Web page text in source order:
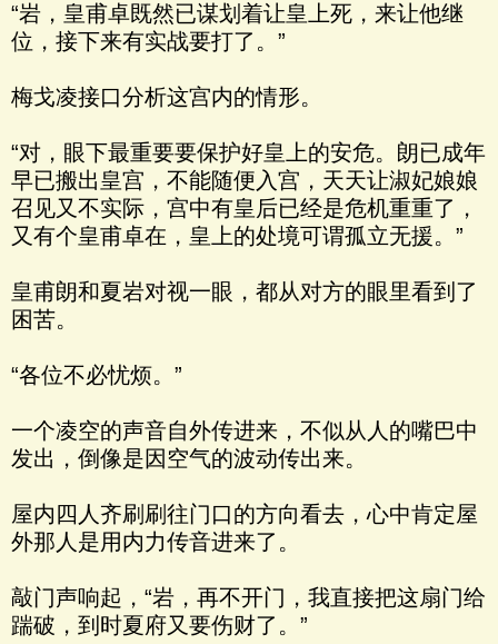
“岩，皇甫卓既然已谋划着让皇上死，来让他继
位，接下来有实战要打了。”
梅戈凌接口分析这宫内的情形。
“对，眼下最重要要保护好皇上的安危。朗已成年
早已搬出皇宫，不能随便入宫，天天让淑妃娘娘
召见又不实际，宫中有皇后已经是危机重重了，
又有个皇甫卓在，皇上的处境可谓孤立无援。”
皇甫朗和夏岩对视一眼，都从对方的眼里看到了
困苦。
“各位不必忧烦。”
一个凌空的声音自外传进来，不似从人的嘴巴中
发出，倒像是因空气的波动传出来。
屋内四人齐刷刷往门口的方向看去，心中肯定屋
外那人是用内力传音进来了。
敲门声响起，“岩，再不开门，我直接把这扇门给
踹破，到时夏府又要伤财了。”